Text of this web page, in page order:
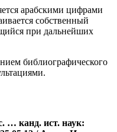
арабскими цифрами
собственный
при дальнейших
библиографического
… канд. ист. наук: